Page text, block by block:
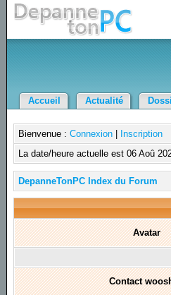
Accueil Actualité
Bienvenue :Connexion
Inscription
La date/heure actuelle est 06 Aoû
DepanneTonPC Index du Forum
Avatar
Contact